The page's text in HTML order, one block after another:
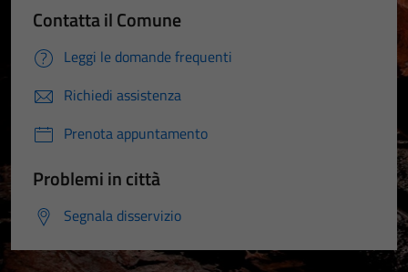
Contatta il Comune
Leggi le domande frequenti
Richiedi assistenza
Prenota appuntamento
Problemi in città
Segnala disservizio